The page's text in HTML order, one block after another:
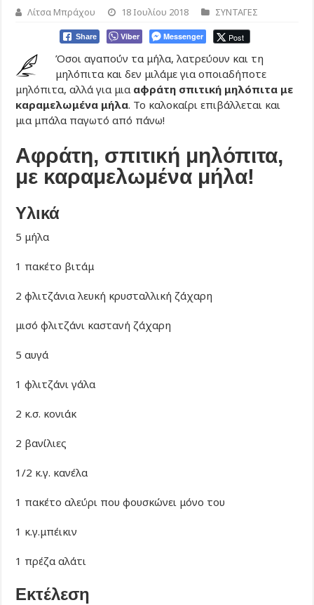
Λίτσα Μπράχου 18 Ιουλίου 2018 ΣΥΝΤΑΓΕΣ
Share Viber Messenger Post
Όσοι αγαπούν τα μήλα, λατρεύουν και τη
μηλόπιτα και δεν μιλάμε για οποιαδήποτε
μηλόπιτα, αλλά για μια αφράτη σπιτική μηλόπιτα με
καραμελωμένα μήλα. Το καλοκαίρι επιβάλλεται και
μια μπάλα παγωτό από πάνω!
Αφράτη, σπιτική μηλόπιτα,
με καραμελωμένα μήλα!
Υλικά
5 μήλα
1 πακέτο βιτάμ
2 φλιτζάνια λευκή κρυσταλλική ζάχαρη
μισό φλιτζάνι καστανή ζάχαρη
5 αυγά
1 φλιτζάνι γάλα
2 κ.σ. κονιάκ
2 βανίλιες
1/2 κ.γ. κανέλα
1 πακέτο αλεύρι που φουσκώνει μόνο του
1 κ.γ.μπέικιν
1 πρέζα αλάτι
Εκτέλεση